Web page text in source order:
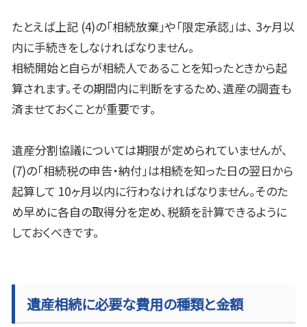
たとえば上記 (4)の「相続放棄」や「限定承認」は、 3ヶ月以
内に手続きをしなければなりません。
相続開始と自らが相続人であることを知ったときから起
算されます。その期間内に判断をするため、遺産の調査も
済ませておくことが重要です。
遺産分割協議については期限が定められていませんが、
(7)の「相続税の申告・納付」は相続を知った日の翌日から
起算して 10ヶ月以内に行わなければなりません。そのた
め早めに各自の取得分を定め、税額を計算できるように
しておくべきです。
遺産相続に必要な費用の種類と金額